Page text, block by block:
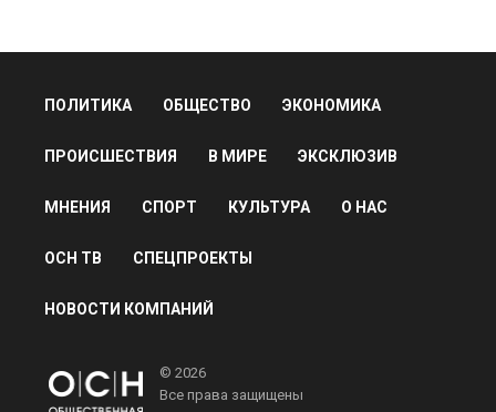
ПОЛИТИКА ОБЩЕСТВО ЭКОНОМИКА
ПРОИСШЕСТВИЯ В МИРЕ ЭКСКЛЮЗИВ
МНЕНИЯ СПОРТ КУЛЬТУРА О НАС
ОСН ТВ СПЕЦПРОЕКТЫ
НОВОСТИ КОМПАНИЙ
© 2026
Все права защищены